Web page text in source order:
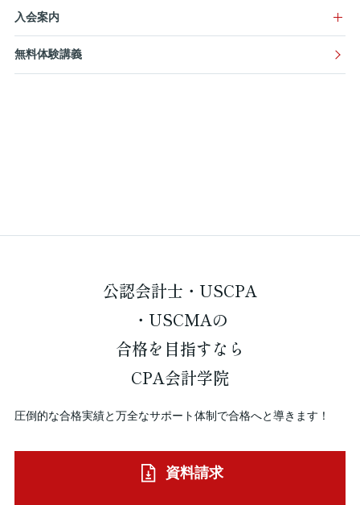
入会案内
無料体験講義
公認会計士・USCPA
・USCMAの
合格を 目指すなら
CPA会計学院
圧倒的な合格実績と万全なサポート体制で合格へと導きます！
資料請求